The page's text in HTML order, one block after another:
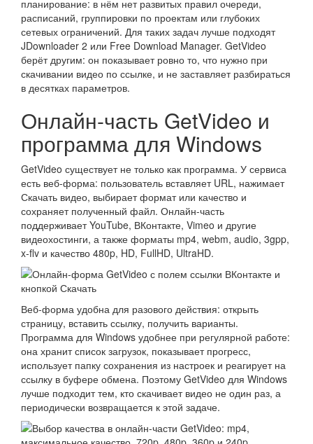
планирование: в нём нет развитых правил очереди,
расписаний, группировки по проектам или глубоких
сетевых ограничений. Для таких задач лучше подходят
JDownloader 2 или Free Download Manager. GetVideo
берёт другим: он показывает ровно то, что нужно при
скачивании видео по ссылке, и не заставляет разбираться
в десятках параметров.
Онлайн-часть GetVideo и
программа для Windows
GetVideo существует не только как программа. У сервиса
есть веб-форма: пользователь вставляет URL, нажимает
Скачать видео, выбирает формат или качество и
сохраняет полученный файл. Онлайн-часть
поддерживает YouTube, ВКонтакте, Vimeo и другие
видеохостинги, а также форматы mp4, webm, audio, 3gpp,
x-flv и качество 480p, HD, FullHD, UltraHD.
Веб-форма удобна для разового действия: открыть
страницу, вставить ссылку, получить варианты.
Программа для Windows удобнее при регулярной работе:
она хранит список загрузок, показывает прогресс,
использует папку сохранения из настроек и реагирует на
ссылку в буфере обмена. Поэтому GetVideo для Windows
лучше подходит тем, кто скачивает видео не один раз, а
периодически возвращается к этой задаче.